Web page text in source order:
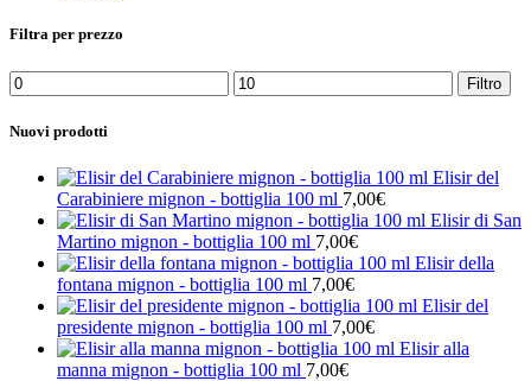
Filtra per prezzo
Prezzo
Min
Prezzo
Max
Filtro
Nuovi prodotti
Elisir del
Carabiniere mignon - bottiglia 100 ml 7,00€
Elisir di San
Martino mignon - bottiglia 100 ml 7,00€
Elisir della
fontana mignon - bottiglia 100 ml 7,00€
Elisir del
presidente mignon - bottiglia 100 ml 7,00€
Elisir alla
manna mignon - bottiglia 100 ml 7,00€